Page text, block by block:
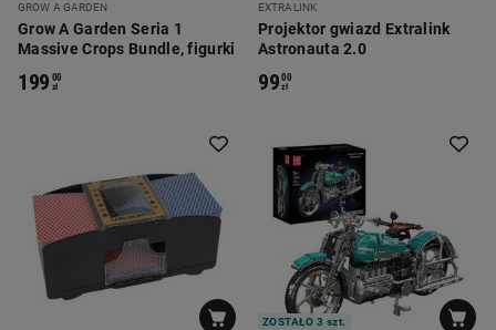
GROW A GARDEN
Grow A Garden Seria 1
Massive Crops Bundle, figurki
199 00
zł
EXTRALINK
Projektor gwiazd Extralink
Astronauta 2.0
9900
zł
ZOSTAŁO 3 szt.